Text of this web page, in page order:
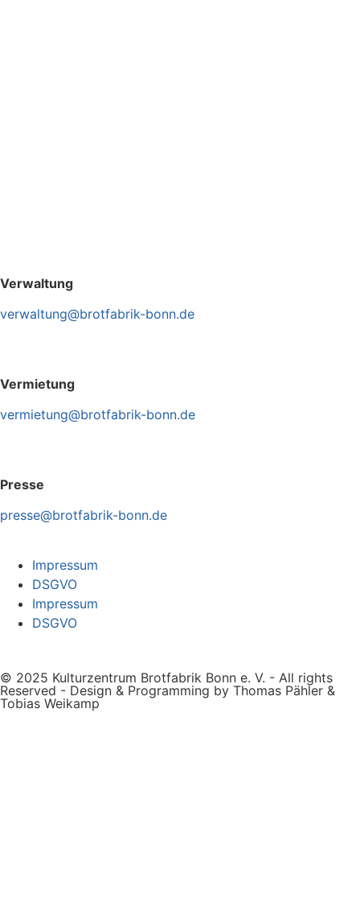
Verwaltung
verwaltung@brotfabrik-bonn.de
Vermietung
vermietung@brotfabrik-bonn.de
Presse
presse@brotfabrik-bonn.de
Impressum
DSGVO
Impressum
DSGVO
© 2025 Kulturzentrum Brotfabrik Bonn e. V. - All rights
Reserved - Design & Programming by Thomas Pähler &
Tobias Weikamp